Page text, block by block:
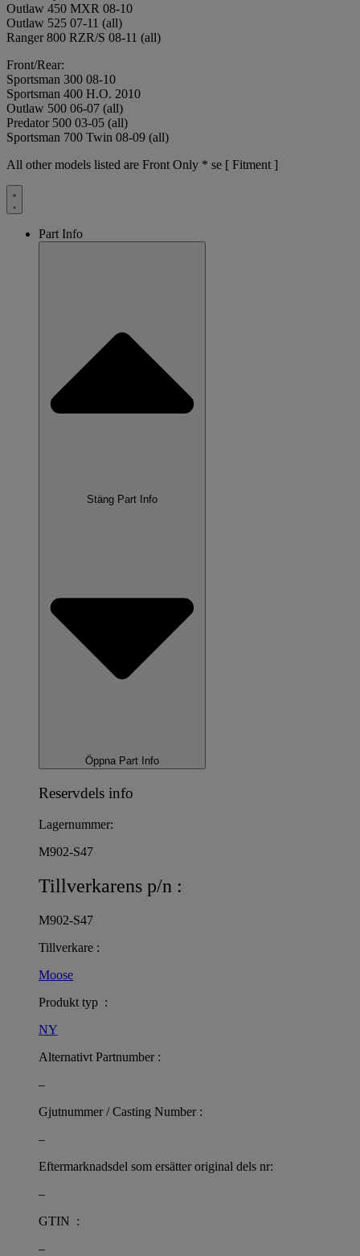
Outlaw 450 MXR 08-10
Outlaw 525 07-11 (all)
Ranger 800 RZR/S 08-11 (all)
Front/Rear:
Sportsman 300 08-10
Sportsman 400 H.O. 2010
Outlaw 500 06-07 (all)
Predator 500 03-05 (all)
Sportsman 700 Twin 08-09 (all)
All other models listed are Front Only * se [ Fitment ]
Part Info
Stäng Part Info
Öppna Part Info
Reservdels info
Lagernummer:
M902-S47
Tillverkarens p/n :
M902-S47
Tillverkare :
Moose
Produkt typ :
NY
Alternativt Partnumber :
–
Gjutnummer / Casting Number :
–
Eftermarknadsdel som ersätter original dels nr:
–
GTIN :
–